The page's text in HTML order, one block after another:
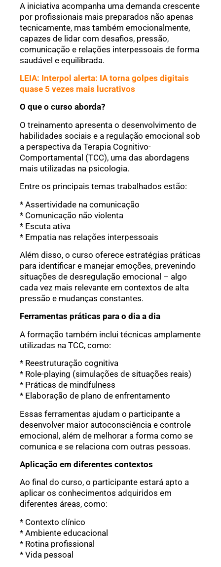
A iniciativa acompanha uma demanda crescente
por profissionais mais preparados não apenas
tecnicamente, mas também emocionalmente,
capazes de lidar com desafios, pressão,
comunicação e relações interpessoais de forma
saudável e equilibrada.
LEIA: Interpol alerta: IA torna golpes digitais
quase 5 vezes mais lucrativos
O que o curso aborda?
O treinamento apresenta o desenvolvimento de
habilidades sociais e a regulação emocional sob
a perspectiva da Terapia Cognitivo-
Comportamental (TCC), uma das abordagens
mais utilizadas na psicologia.
Entre os principais temas trabalhados estão:
* Assertividade na comunicação
* Comunicação não violenta
* Escuta ativa
* Empatia nas relações interpessoais
Além disso, o curso oferece estratégias práticas
para identificar e manejar emoções, prevenindo
situações de desregulação emocional – algo
cada vez mais relevante em contextos de alta
pressão e mudanças constantes.
Ferramentas práticas para o dia a dia
A formação também inclui técnicas amplamente
utilizadas na TCC, como:
* Reestruturação cognitiva
* Role-playing (simulações de situações reais)
* Práticas de mindfulness
* Elaboração de plano de enfrentamento
Essas ferramentas ajudam o participante a
desenvolver maior autoconsciência e controle
emocional, além de melhorar a forma como se
comunica e se relaciona com outras pessoas.
Aplicação em diferentes contextos
Ao final do curso, o participante estará apto a
aplicar os conhecimentos adquiridos em
diferentes áreas, como:
* Contexto clínico
* Ambiente educacional
* Rotina profissional
* Vida pessoal